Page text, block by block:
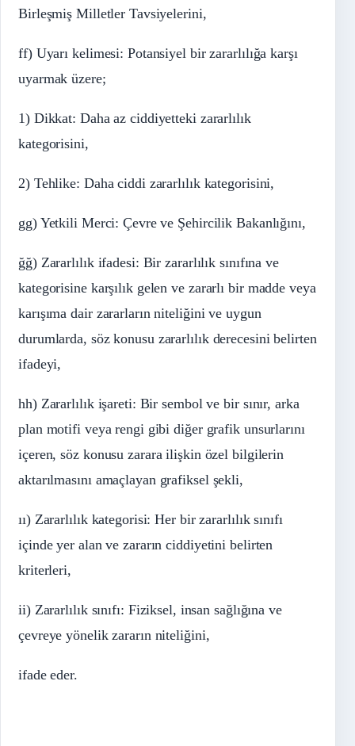
Birleşmiş Milletler Tavsiyelerini,
ff) Uyarı kelimesi: Potansiyel bir zararlılığa karşı
uyarmak üzere;
1) Dikkat: Daha az ciddiyetteki zararlılık
kategorisini,
2) Tehlike: Daha ciddi zararlılık kategorisini,
gg) Yetkili Merci: Çevre ve Şehircilik Bakanlığını,
ğğ) Zararlılık ifadesi: Bir zararlılık sınıfına ve
kategorisine karşılık gelen ve zararlı bir madde veya
karışıma dair zararların niteliğini ve uygun
durumlarda, söz konusu zararlılık derecesini belirten
ifadeyi,
hh) Zararlılık işareti: Bir sembol ve bir sınır, arka
plan motifi veya rengi gibi diğer grafik unsurlarını
içeren, söz konusu zarara ilişkin özel bilgilerin
aktarılmasını amaçlayan grafiksel şekli,
ıı) Zararlılık kategorisi: Her bir zararlılık sınıfı
içinde yer alan ve zararın ciddiyetini belirten
kriterleri,
ii) Zararlılık sınıfı: Fiziksel, insan sağlığına ve
çevreye yönelik zararın niteliğini,
ifade eder.